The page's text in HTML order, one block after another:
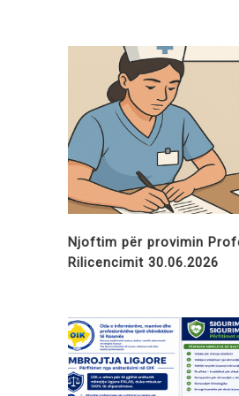
Njoftim për provimin
Rilicencimit 30.06.2026